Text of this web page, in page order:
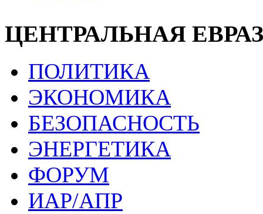
ЦЕНТРАЛЬНАЯ
ПОЛИТИКА
ЭКОНОМИКА
БЕЗОПАСНОСТЬ
ЭНЕРГЕТИКА
ФОРУМ
ИАР/АПР